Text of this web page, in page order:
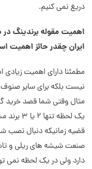
دریغ نمی کنیم.
اهمیت مقوله برندینگ
ایران چقدر حائز اهمیت
مطمئنا دارای اهمیت
نیست بلکه برای سایر صنوف
مثال وقتی شما قصد خرید
یک لحظه
قضیه زمانیکه دنبال نصب
صنعت شیشه های ریلی و
دارد ولی در یک لحظه نمی